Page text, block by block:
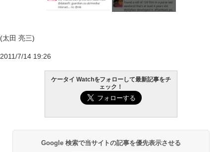
(太田 亮三)
2011/7/14 19:26
ケータイ Watchをフォローして最新記事をチ
ェック！
Google 検索で当サイトの記事を優先表示させる